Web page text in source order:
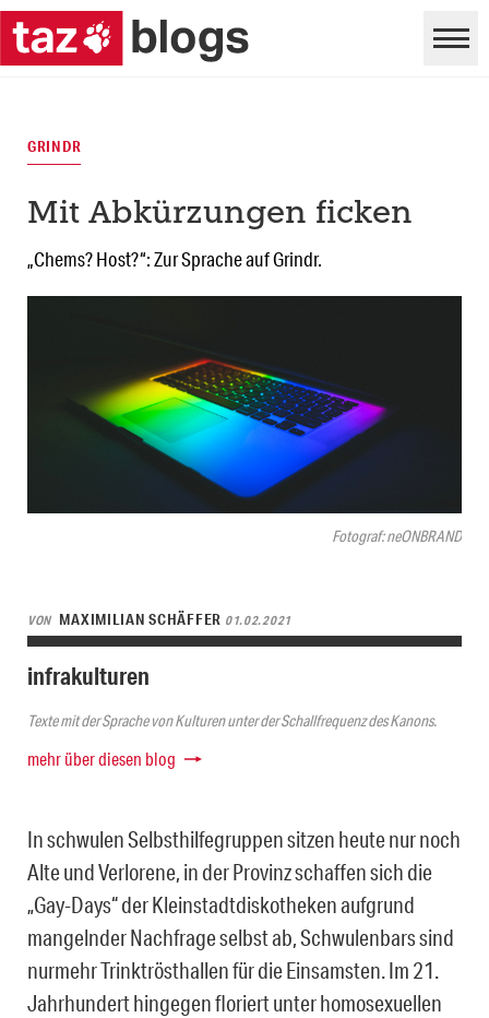
Fotograf: neONBRAND
GRINDR
Mit Abkürzungen ficken
„Chems? Host?“: Zur Sprache auf Grindr.
VON MAXIMILIAN SCHÄFFER 01.02.2021
infrakulturen
Texte mit der Sprache von Kulturen unter der Schallfrequenz des Kanons.
mehr über diesen blog
In schwulen Selbsthilfegruppen sitzen heute nur noch
Alte und Verlorene, in der Provinz schaffen sich die
„Gay-Days“ der Kleinstadtdiskotheken aufgrund
mangelnder Nachfrage selbst ab, Schwulenbars sind
nurmehr Trinktrösthallen für die Einsamsten. Im 21.
Jahrhundert hingegen floriert unter homosexuellen